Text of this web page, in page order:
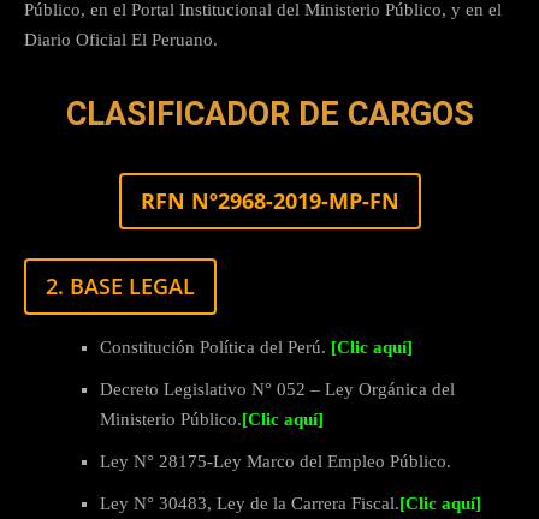
Público, en el Portal Institucional del Ministerio Público, y en el
Diario Oficial El Peruano.
CLASIFICADOR DE CARGOS
RFN Nº2968-2019-MP-FN
2. BASE LEGAL
Constitución Política del Perú. [Clic aquí]
Decreto Legislativo N° 052 – Ley Orgánica del
Ministerio Público.[Clic aquí]
Ley N° 28175-Ley Marco del Empleo Público.
Ley N° 30483, Ley de la Carrera Fiscal.[Clic aquí]